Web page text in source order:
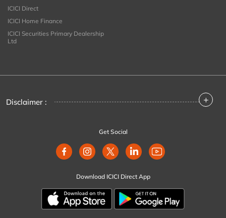
ICICI Direct
ICICI Home Finance
ICICI Securities Primary Dealership
Ltd
Disclaimer : +
Get Social
Download ICICI Direct App